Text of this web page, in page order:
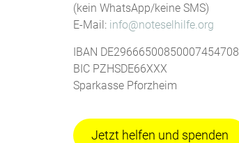
(kein WhatsApp/keine SMS)
E-Mail: info@noteselhilfe.org
IBAN DE29666500850007454708
BIC PZHSDE66XXX
Sparkasse Pforzheim
Jetzt helfen und spenden